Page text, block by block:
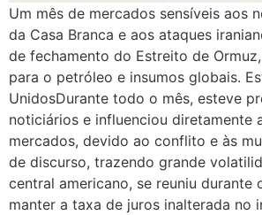
Um mês de mercados sensíveis aos
da Casa Branca e aos ataques
de fechamento do Estreito de
para o petróleo e insumos globais.
UnidosDurante todo o mês, esteve
noticiários e influenciou diretamente
mercados, devido ao conflito e às
de discurso, trazendo grande
central americano, se reuniu durante
manter a taxa de juros inalterada no